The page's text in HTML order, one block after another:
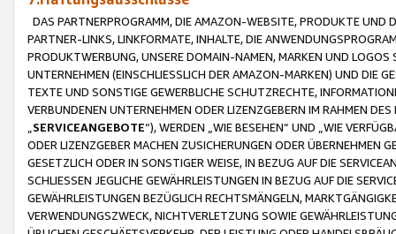
DAS PARTNERPROGRAMM, DIE AMAZON-WEBSITE, PRODUKTE UND
PARTNER-LINKS, LINKFORMATE, INHALTE, DIE
PRODUKTWERBUNG, UNSERE DOMAIN-NAMEN, MARKEN UND
UNTERNEHMEN (EINSCHLIESSLICH DER AMAZON-MARKEN) UND DIE
TEXTE UND SONSTIGE GEWERBLICHE SCHUTZRECHTE,
VERBUNDENEN UNTERNEHMEN ODER LIZENZGEBERN IM RAHMEN
SERVICEANGEBOTE“), WERDEN „WIE BESEHEN“ UND „WIE
ODER LIZENZGEBER MACHEN ZUSICHERUNGEN ODER ÜBERNEHMEN
GESETZLICH ODER IN SONSTIGER WEISE, IN BEZUG AUF DIE
SCHLIESSEN JEGLICHE GEWÄHRLEISTUNGEN IN BEZUG AUF DIE
GEWÄHRLEISTUNGEN BEZÜGLICH RECHTSMÄNGELN,
VERWENDUNGSZWECK, NICHTVERLETZUNG SOWIE